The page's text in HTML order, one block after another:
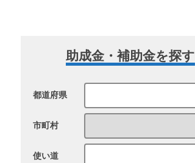
助成金・補助金を探す
都道府県
市町村
使い道